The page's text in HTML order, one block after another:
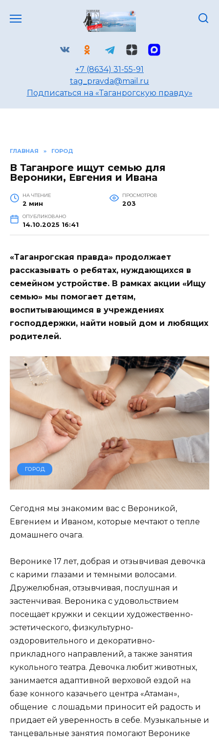
+7 (8634) 31-55-91
tag_pravda@mail.ru
Подписаться на «Таганрогскую правду»
ГЛАВНАЯ » ГОРОД
В Таганроге ищут семью для
Вероники, Евгения и Ивана
НА ЧТЕНИЕ
2 мин
ПРОСМОТРОВ
203
ОПУБЛИКОВАНО
14.10.2025 16:41
«Таганрогская правда» продолжает
рассказывать о ребятах, нуждающихся в
семейном устройстве. В рамках акции «Ищу
семью» мы помогает детям,
воспитывающимся в учреждениях
господдержки, найти новый дом и любящих
родителей.
ГОРОД
Сегодня мы знакомим вас с Вероникой,
Евгением и Иваном, которые мечтают о тепле
домашнего очага.
Веронике 17 лет, добрая и отзывчивая девочка
с карими глазами и темными волосами.
Дружелюбная, отзывчивая, послушная и
застенчивая. Вероника с удовольствием
посещает кружки и секции художественно-
эстетического, физкультурно-
оздоровительного и декоративно-
прикладного направлений, а также занятия
кукольного театра. Девочка любит животных,
занимается адаптивной верховой ездой на
базе конного казачьего центра «Атаман»,
общение с лошадьми приносит ей радость и
придает ей уверенность в себе. Музыкальные и
танцевальные занятия помогают Веронике